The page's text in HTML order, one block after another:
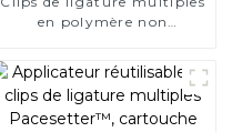
en polymère non